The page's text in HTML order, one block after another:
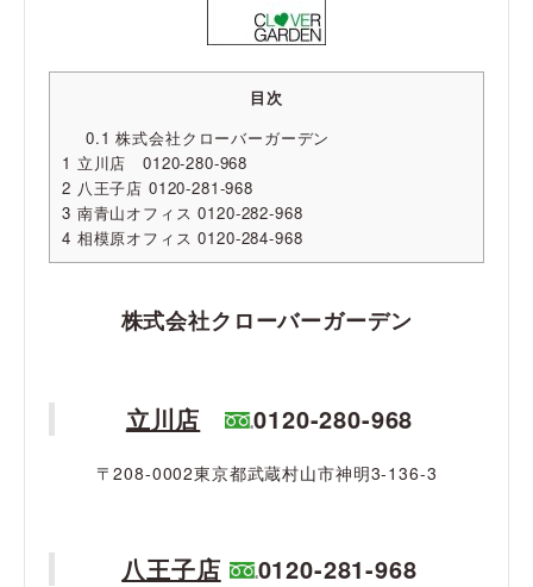
目次
0.1 株式会社クローバーガーデン
1 立川店 0120-280-968
2 八王子店 0120-281-968
3 南青山オフィス 0120-282-968
4 相模原オフィス 0120-284-968
株式会社クローバーガーデン
立川店 0120-280-968
〒208-0002東京都武蔵村山市神明3-136-3
八王子店 0120-281-968